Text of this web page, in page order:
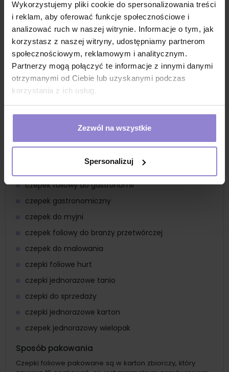
Wykorzystujemy pliki cookie do spersonalizowania treści
i reklam, aby oferować funkcje społecznościowe i
analizować ruch w naszej witrynie. Informacje o tym, jak
korzystasz z naszej witryny, udostępniamy partnerom
społecznościowym, reklamowym i analitycznym.
Partnerzy mogą połączyć te informacje z innymi danymi
otrzymanymi od Ciebie lub uzyskanymi podczas
korzystania z ich usług.
Zezwól na wszystkie
Spersonalizuj
czepek do farbowania włosów, nakładania masek,
odzywek
czepek do olejowania włosów
jednorazowy czepek do spa
jednorazowy czepek foliowy do procedur mokrych
czepek foliowy do gabinetów zabiegowych, spa,
weterynaryjnych
czepek foliowy do gastronomii
czepek gastronomiczny
czepek do myjni
czepek foliowy do branży przetwórczej
czepek do malowania
czepki foliowe hurt
czepki jednorazowe tanio
czepki do sprzedaży
czepki jednorazowe karton
czepek jednorazowy wielopak
Sposób pakowania
Czepki foliowe pakowane są w karton zbiorczy, który